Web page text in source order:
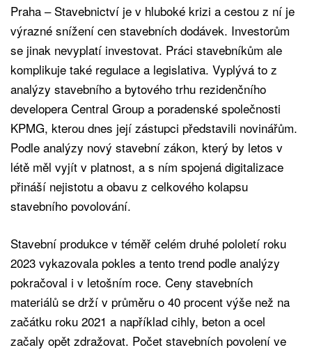
Praha – Stavebnictví je v hluboké krizi a cestou z ní je
výrazné snížení cen stavebních dodávek. Investorům
se jinak nevyplatí investovat. Práci stavebníkům ale
komplikuje také regulace a legislativa. Vyplývá to z
analýzy stavebního a bytového trhu rezidenčního
developera Central Group a poradenské společnosti
KPMG, kterou dnes její zástupci představili novinářům.
Podle analýzy nový stavební zákon, který by letos v
létě měl vyjít v platnost, a s ním spojená digitalizace
přináší nejistotu a obavu z celkového kolapsu
stavebního povolování.
Stavební produkce v téměř celém druhé pololetí roku
2023 vykazovala pokles a tento trend podle analýzy
pokračoval i v letošním roce. Ceny stavebních
materiálů se drží v průměru o 40 procent výše než na
začátku roku 2021 a například cihly, beton a ocel
začaly opět zdražovat. Počet stavebních povolení ve